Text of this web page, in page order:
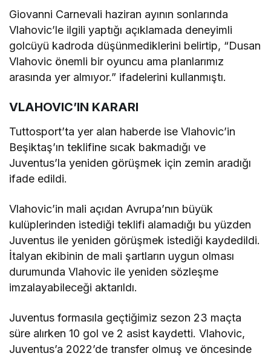
Giovanni Carnevali haziran ayının sonlarında
Vlahovic’le ilgili yaptığı açıklamada deneyimli
golcüyü kadroda düşünmediklerini belirtip, “Dusan
Vlahovic önemli bir oyuncu ama planlarımız
arasında yer almıyor.” ifadelerini kullanmıştı.
VLAHOVIC’IN KARARI
Tuttosport’ta yer alan haberde ise Vlahovic’in
Beşiktaş’ın teklifine sıcak bakmadığı ve
Juventus’la yeniden görüşmek için zemin aradığı
ifade edildi.
Vlahovic’in mali açıdan Avrupa’nın büyük
kulüplerinden istediği teklifi alamadığı bu yüzden
Juventus ile yeniden görüşmek istediği kaydedildi.
İtalyan ekibinin de mali şartların uygun olması
durumunda Vlahovic ile yeniden sözleşme
imzalayabileceği aktarıldı.
Juventus formasıla geçtiğimiz sezon 23 maçta
süre alırken 10 gol ve 2 asist kaydetti. Vlahovic,
Juventus’a 2022’de transfer olmuş ve öncesinde